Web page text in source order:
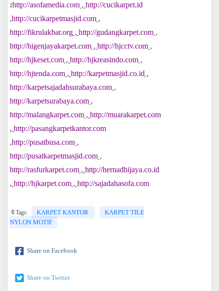
:http://asofamedia.com , http://cucikarpet.id
,http://cucikarpetmasjid.com ,
http://fikrulakbar.org , http://gudangkarpet.com ,
http://higenjayakarpet.com , http://hjcctv.com ,
http://hjkeset.com , http://hjkreasindo.com ,
http://hjtenda.com , http://karpetmasjid.co.id ,
http://karpetsajadahsurabaya.com ,
http://karpetsurabaya.com ,
http://malangkarpet.com , http://muarakarpet.com
, http://pasangkarpetkantor.com
,http://pusatbusa.com ,
http://pusatkarpetmasjid.com ,
http://rasfurkarpet.com , http://hernadhijaya.co.id
, http://hjkarpet.com , http://sajadahasofa.com
🔖Tags: KARPET KANTOR
KARPET TILE
NYLON MOTIF
Share on Facebook
Share on Twitter